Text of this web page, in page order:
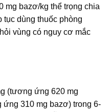
mg bazơ/kg thể trọng chia
tục dùng thuốc phòng
vùng có nguy cơ mắc
(tương ứng 620 mg
ứng 310 mg bazơ) trong 6-